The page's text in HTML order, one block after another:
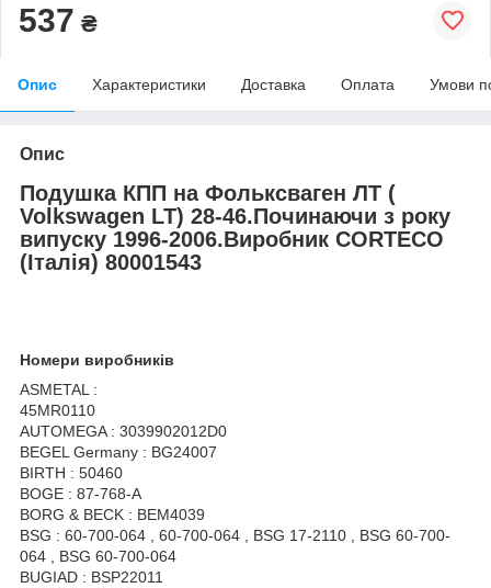
537 ₴
Опис Характеристики Доставка Оплата Умови
Опис
Подушка КПП на Фольксваген ЛТ (
Volkswagen LT) 28-46.Починаючи з року
випуску 1996-2006.Виробник CORTECO
(Італія) 80001543
Номери виробників
ASMETAL :
45MR0110
AUTOMEGA : 3039902012D0
BEGEL Germany : BG24007
BIRTH : 50460
BOGE : 87-768-A
BORG & BECK : BEM4039
BSG : 60-700-064 , 60-700-064 , BSG 17-2110 , BSG 60-700-
064 , BSG 60-700-064
BUGIAD : BSP22011